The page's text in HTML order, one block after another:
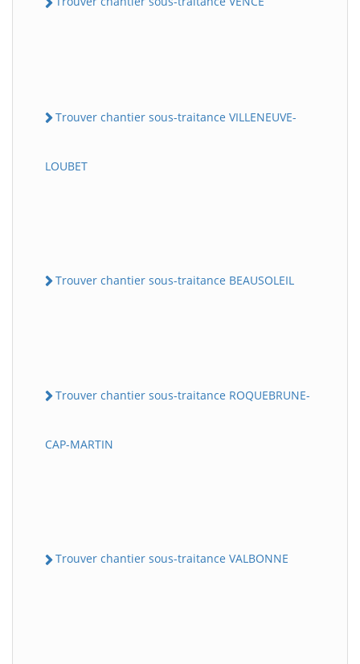
Trouver chantier sous-traitance VILLENEUVE-
LOUBET
Trouver chantier sous-traitance BEAUSOLEIL
Trouver chantier sous-traitance ROQUEBRUNE-
CAP-MARTIN
Trouver chantier sous-traitance VALBONNE